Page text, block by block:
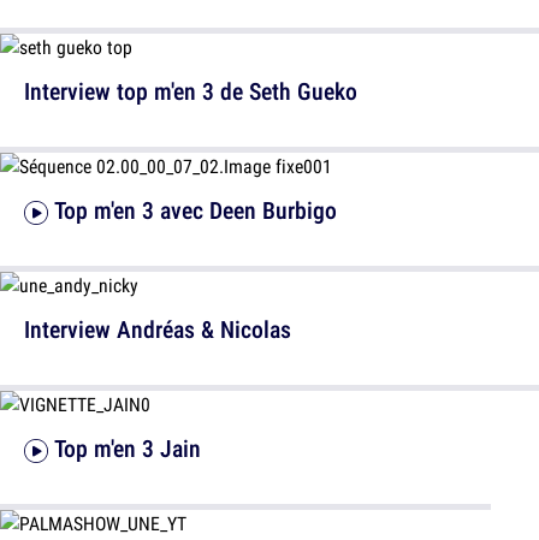
Interview top m'en 3 de Seth Gueko
Top m'en 3 Jain
Top m'en 3 avec Deen Burbigo
Interview Andréas & Nicolas